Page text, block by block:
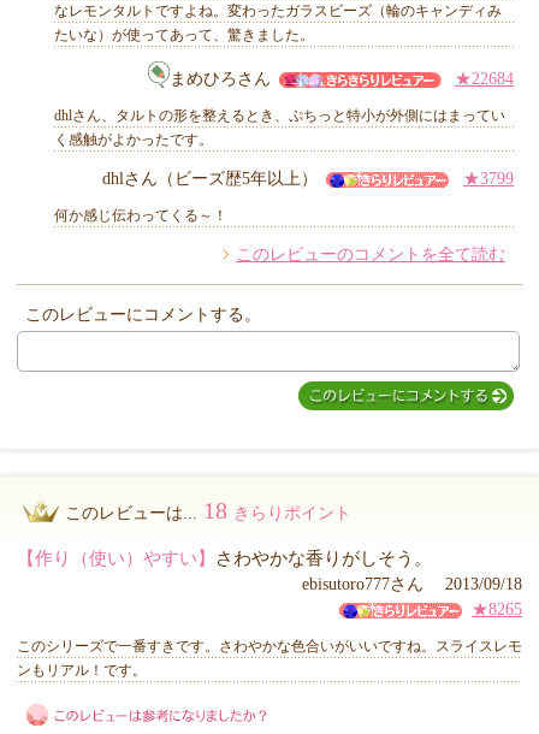
他のお客様からのコメント
なレモンタルトですよね。変わったガラスビーズ（輪のキャンディみ
たいな）が使ってあって、驚きました。
まめひろさん ★22684
dhlさん、タルトの形を整えるとき、ぷちっと特小が外側にはまってい
く感触がよかったです。
dhlさん（ビーズ歴5年以上） ★3799
何か感じ伝わってくる～！
このレビューのコメントを全て読む
このレビューにコメントする。
このレビューは... 18 きらりポイント
【作り（使い）やすい】 さわやかな香りがしそう。
ebisutoro777さん 2013/09/18
★8265
このシリーズで一番すきです。さわやかな色合いがいいですね。スライスレモ
ンもリアル！です。